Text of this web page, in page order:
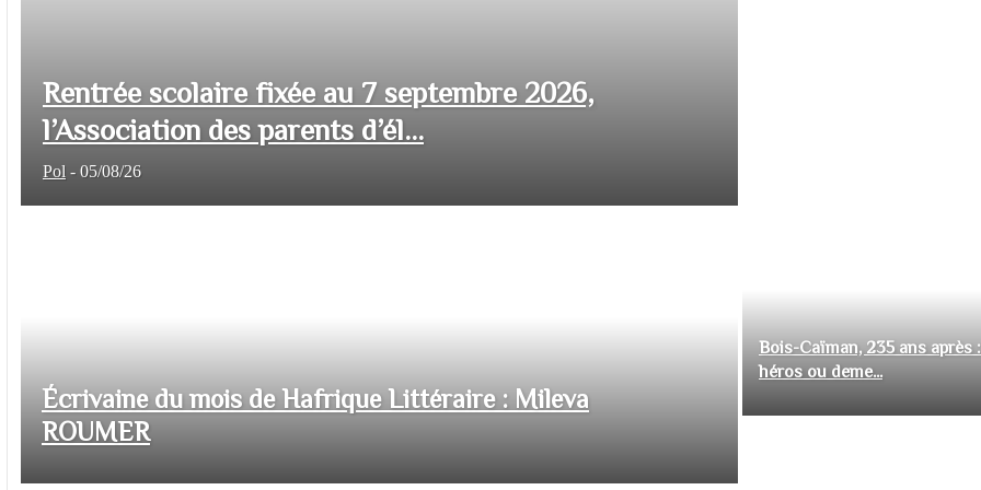
Rentrée scolaire fixée au 7 septembre 2026,
l’Association des parents d’él...
Pol - 05/08/26
Écrivaine du mois de Hafrique Littéraire : Mileva
ROUMER
Bois-Caïman, 235 ans après
héros ou deme...